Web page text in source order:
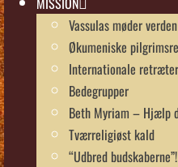
Vassulas møder
Økumeniske
Internationale retræter
Bedegrupper
Beth Myriam – Hjælp
Tværreligiøst kald
“Udbred budskaberne”!